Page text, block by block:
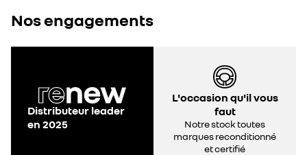
Nos engagements
Distributeur leader
en 2025
L'occasion qu'il vous
faut
Notre stock toutes
marques reconditionné
et certifié